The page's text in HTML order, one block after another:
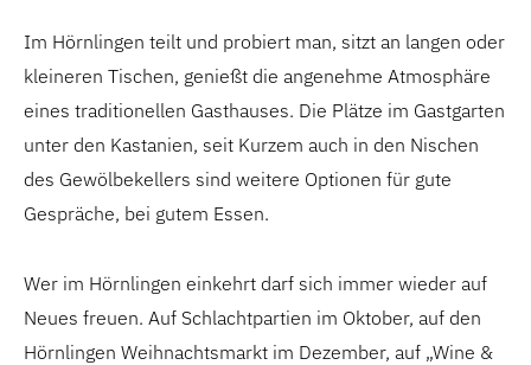
Im Hörnlingen teilt und probiert man, sitzt an langen oder
kleineren Tischen, genießt die angenehme Atmosphäre
eines traditionellen Gasthauses. Die Plätze im Gastgarten
unter den Kastanien, seit Kurzem auch in den Nischen
des Gewölbekellers sind weitere Optionen für gute
Gespräche, bei gutem Essen.
Wer im Hörnlingen einkehrt darf sich immer wieder auf
Neues freuen. Auf Schlachtpartien im Oktober, auf den
Hörnlingen Weihnachtsmarkt im Dezember, auf „Wine &